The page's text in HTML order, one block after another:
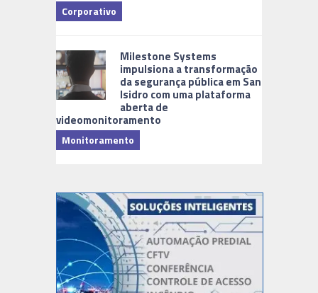
Corporativo
Milestone Systems
impulsiona a transformação
da segurança pública em San
Isidro com uma plataforma
aberta de
videomonitoramento
Monitoramento